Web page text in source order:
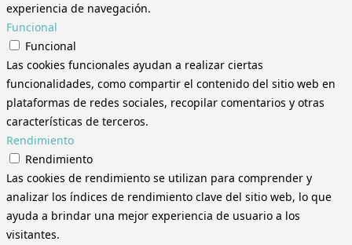
experiencia de navegación.
Funcional
Funcional
Las cookies funcionales ayudan a realizar ciertas
funcionalidades, como compartir el contenido del sitio web en
plataformas de redes sociales, recopilar comentarios y otras
características de terceros.
Rendimiento
Rendimiento
Las cookies de rendimiento se utilizan para comprender y
analizar los índices de rendimiento clave del sitio web, lo que
ayuda a brindar una mejor experiencia de usuario a los
visitantes.